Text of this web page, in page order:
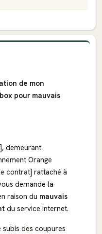
de mon
pour mauvais
demeurant
Orange
contrat] rattaché à
demande la
raison du mauvais
du service internet.
des coupures